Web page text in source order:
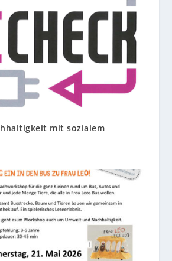
mit sozialem